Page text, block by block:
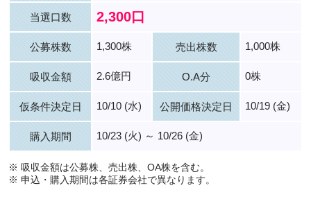
当選口数 2,300口
公募株数 1,300株 売出株数 1,000株
吸収金額 2.6億円 O.A分 0株
仮条件決定日 10/10 (水) 公開価格決定日 10/19 (金)
購入期間 10/23 (火) ～ 10/26 (金)
※ 吸収金額は公募株、売出株、OA株を含む。
※ 申込・購入期間は各証券会社で異なります。